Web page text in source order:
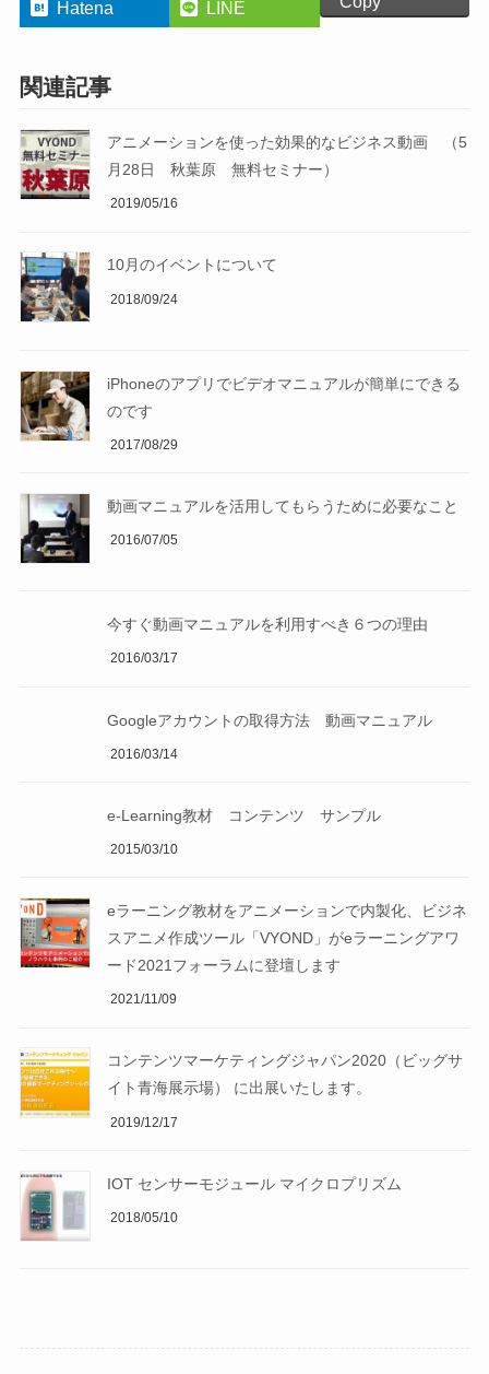
Hatena LINE
関連記事
アニメーションを使った効果的なビジネス動画 （5
月28日 秋葉原 無料セミナー）
2019/05/16
10月のイベントについて
2018/09/24
iPhoneのアプリでビデオマニュアルが簡単にできる
のです
2017/08/29
動画マニュアルを活用してもらうために必要なこと
2016/07/05
今すぐ動画マニュアルを利用すべき６つの理由
2016/03/17
Googleアカウントの取得方法 動画マニュアル
2016/03/14
e-Learning教材 コンテンツ サンプル
2015/03/10
eラーニング教材をアニメーションで内製化、ビジネ
スアニメ作成ツール「VYOND」がeラーニングアワ
ード2021フォーラムに登壇します
2021/11/09
コンテンツマーケティングジャパン2020（ビッグサ
イト青海展示場） に出展いたします。
2019/12/17
IOT センサーモジュール マイクロプリズム
2018/05/10